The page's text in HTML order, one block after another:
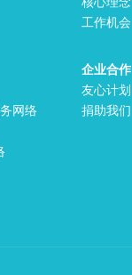
工作机会
网络
企业合作
友心计划
捐助我们